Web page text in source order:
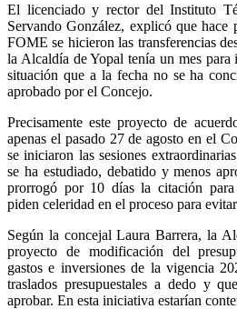
El licenciado y rector del Instituto
Servando González, explicó que hace
FOME se hicieron las transferencias
la Alcaldía de Yopal tenía un mes para
situación que a la fecha no se ha
aprobado por el Concejo.
Precisamente este proyecto de
apenas el pasado 27 de agosto en el
se iniciaron las sesiones
se ha estudiado, debatido y menos
prorrogó por 10 días la citación
piden celeridad en el proceso para
Según la concejal Laura Barrera, la
proyecto de modificación del
gastos e inversiones de la vigencia
traslados presupuestales a dedo y
aprobar. En esta iniciativa estarían